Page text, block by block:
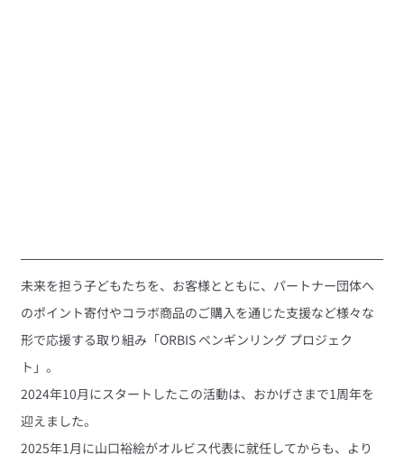
未来を担う子どもたちを、お客様とともに、パートナー団体へ
のポイント寄付やコラボ商品のご購入を通じた支援など様々な
形で応援する取り組み「ORBIS ペンギンリング プロジェク
ト」。
2024年10月にスタートしたこの活動は、おかげさまで1周年を
迎えました。
2025年1月に山口裕絵がオルビス代表に就任してからも、より